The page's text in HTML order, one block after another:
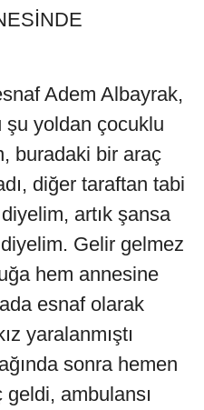
Adem Albayrak,
şu yoldan çocuklu
buradaki bir araç
diğer taraftan tabi
artık şansa
Gelir gelmez
hem annesine
esnaf olarak
yaralanmıştı
sonra hemen
ambulansı